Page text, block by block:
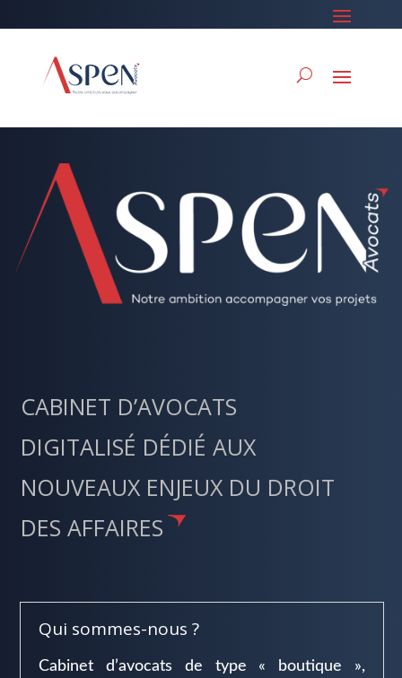
CABINET D’AVOCATS
DIGITALISÉ DÉDIÉ AUX
NOUVEAUX ENJEUX DU DROIT
DES AFFAIRES
Qui sommes-nous ?
Cabinet d’avocats de type « boutique »,